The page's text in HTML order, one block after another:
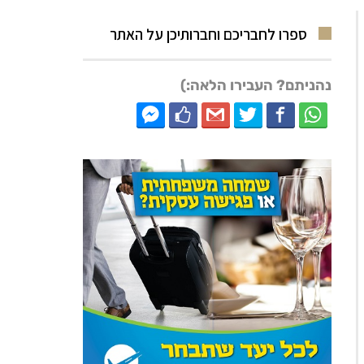
ספרו לחבריכם וחברותיכן על האתר
נהניתם? העבירו הלאה:)